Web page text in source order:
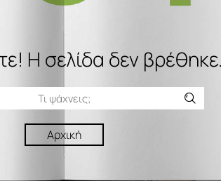
H σελίδα δεν
Αρχική